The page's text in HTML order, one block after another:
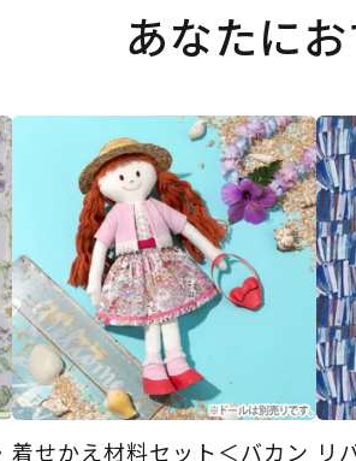
あなたに
着せかえ材料セット＜バカン リ